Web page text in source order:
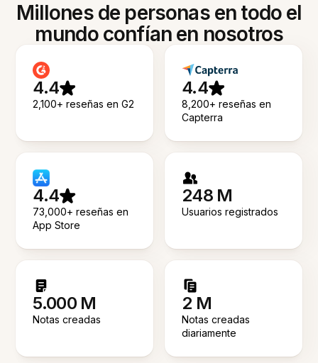
Millones de personas en todo el
mundo confían en nosotros
4.4
2,100+ reseñas en G2
4.4
8,200+ reseñas en
Capterra
4.4
73,000+ reseñas en
App Store
248 M
Usuarios registrados
5.000 M
Notas creadas
2 M
Notas creadas
diariamente